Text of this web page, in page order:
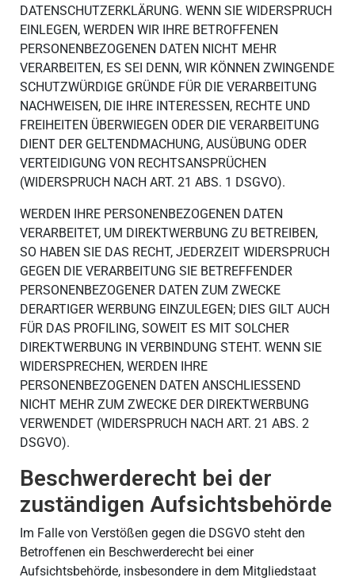
DATENSCHUTZERKLÄRUNG. WENN SIE WIDERSPRUCH
EINLEGEN, WERDEN WIR IHRE BETROFFENEN
PERSONENBEZOGENEN DATEN NICHT MEHR
VERARBEITEN, ES SEI DENN, WIR KÖNNEN ZWINGENDE
SCHUTZWÜRDIGE GRÜNDE FÜR DIE VERARBEITUNG
NACHWEISEN, DIE IHRE INTERESSEN, RECHTE UND
FREIHEITEN ÜBERWIEGEN ODER DIE VERARBEITUNG
DIENT DER GELTENDMACHUNG, AUSÜBUNG ODER
VERTEIDIGUNG VON RECHTSANSPRÜCHEN
(WIDERSPRUCH NACH ART. 21 ABS. 1 DSGVO).
WERDEN IHRE PERSONENBEZOGENEN DATEN
VERARBEITET, UM DIREKTWERBUNG ZU BETREIBEN,
SO HABEN SIE DAS RECHT, JEDERZEIT WIDERSPRUCH
GEGEN DIE VERARBEITUNG SIE BETREFFENDER
PERSONENBEZOGENER DATEN ZUM ZWECKE
DERARTIGER WERBUNG EINZULEGEN; DIES GILT AUCH
FÜR DAS PROFILING, SOWEIT ES MIT SOLCHER
DIREKTWERBUNG IN VERBINDUNG STEHT. WENN SIE
WIDERSPRECHEN, WERDEN IHRE
PERSONENBEZOGENEN DATEN ANSCHLIESSEND
NICHT MEHR ZUM ZWECKE DER DIREKTWERBUNG
VERWENDET (WIDERSPRUCH NACH ART. 21 ABS. 2
DSGVO).
Beschwerde­recht bei der
zuständigen Aufsichts­behörde
Im Falle von Verstößen gegen die DSGVO steht den
Betroffenen ein Beschwerderecht bei einer
Aufsichtsbehörde, insbesondere in dem Mitgliedstaat